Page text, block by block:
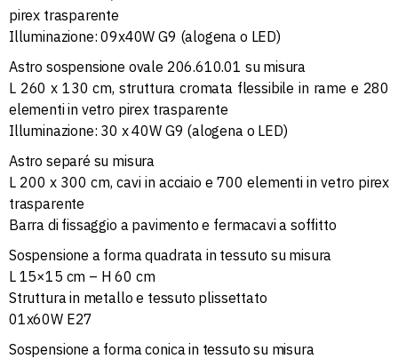
pirex trasparente
Illuminazione: 09x40W G9 (alogena o LED)
Astro sospensione ovale 206.610.01 su misura
L 260 x 130 cm, struttura cromata flessibile in rame e 280
elementi in vetro pirex trasparente
Illuminazione: 30 x 40W G9 (alogena o LED)
Astro separé su misura
L 200 x 300 cm, cavi in acciaio e 700 elementi in vetro pirex
trasparente
Barra di fissaggio a pavimento e fermacavi a soffitto
Sospensione a forma quadrata in tessuto su misura
L 15×15 cm – H 60 cm
Struttura in metallo e tessuto plissettato
01x60W E27
Sospensione a forma conica in tessuto su misura